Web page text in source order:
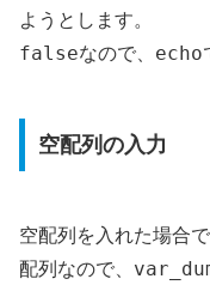
ようとします。
falseなので、 echo
空配列の入力
空配列を入れた場合で
配列なので、